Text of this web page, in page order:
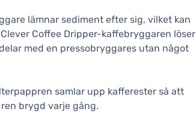
lämnar sediment efter sig, vilket kan
Coffee Dripper-kaffebryggaren löser
med en pressobryggares utan något
samlar upp kafferester så att
brygd varje gång.